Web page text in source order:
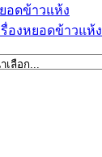
อดข้าวแห้ง
รื่องหยอดข้าวแห้ง